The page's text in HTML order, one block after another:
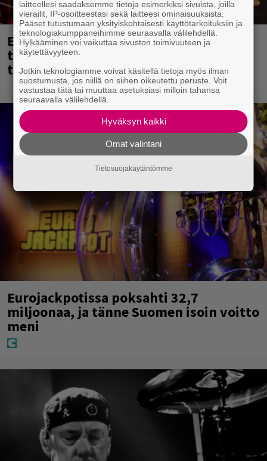
Eppu Normaalin viimeinen keikka
tänään – katso kuvagalleria torstailta
täältä
Eurojackpotissa poksahti 32,7
miljoonaa, ja tänne Suomen isoin voitto
meni
laitteellesi saadaksemme tietoja esimerkiksi sivuista, joilla
vierailit, IP-osoitteestasi sekä laitteesi ominaisuuksista.
Pääset tutustumaan yksityiskohtaisesti käyttötarkoituksiin ja
teknologiakumppaneihimme seuraavalla välilehdellä.
Hylkääminen voi vaikuttaa sivuston toimivuuteen ja
käytettävyyteen.
Jotkin teknologiamme voivat käsitellä tietoja myös ilman
suostumusta, jos niillä on siihen oikeutettu peruste. Voit
vastustaa tätä tai muuttaa asetuksiasi milloin tahansa
seuraavalla välilehdellä.
Hyväksyn kaikki
Omat valintani
Tietosuojakäytäntömme